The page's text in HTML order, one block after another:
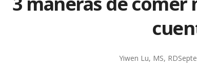
Yiwen Lu, MS, RD